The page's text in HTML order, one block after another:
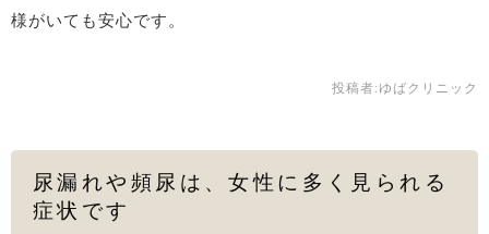
様がいても安心です。
投稿者: ゆばクリニック
尿漏れや頻尿は、女性に多く見られる
症状です